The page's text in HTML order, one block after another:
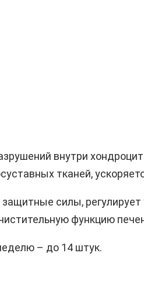
внутри
тканей,
силы,
функцию
– до 14 штук.